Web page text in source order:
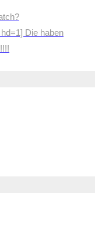
Die haben